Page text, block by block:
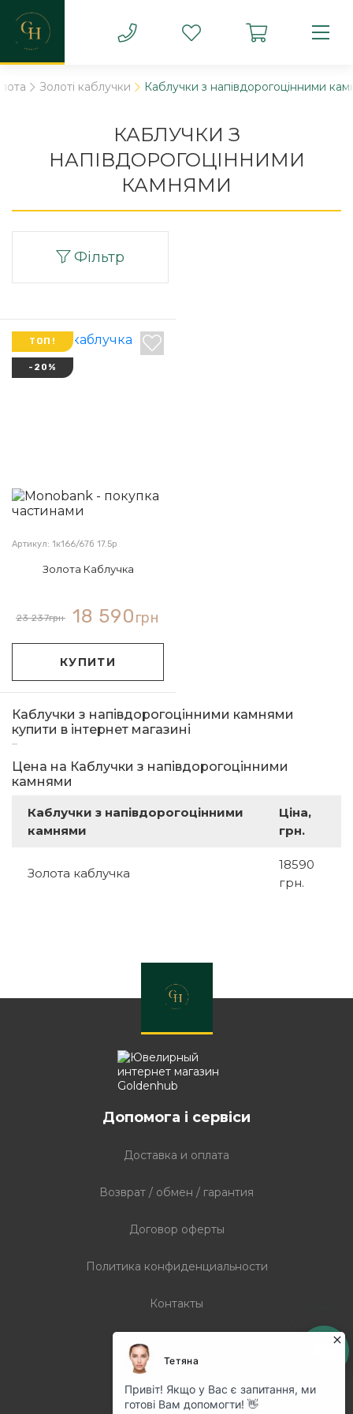
Золоті каблучки Каблучки з напівдорогоцінними
КАБЛУЧКИ З
НАПІВДОРОГОЦІННИМИ
КАМНЯМИ
Каблучки з напівдорогоцінними камнями
купити в інтернет магазині
Цена на Каблучки з напівдорогоцінними
камнями
Каблучки з напівдорогоцінними
камнями
Ціна,
грн.
Золота каблучка
18590
грн.
Фільтр
ТОП!
-20%
Артикул: 1к166/67б 17.5р
Золота Каблучка
23 237грн 18 590грн
КУПИТИ
Допомога і сервіси
Доставка и оплата
Возврат / обмен / гарантия
Договор оферты
Политика конфиденциальности
Контакты
Графік роботи